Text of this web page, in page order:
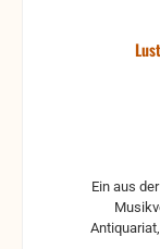
Musikverlag mit 4